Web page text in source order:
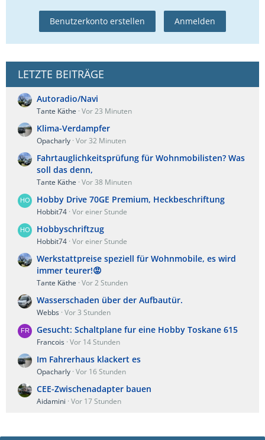
Benutzerkonto erstellen Anmelden
LETZTE BEITRÄGE
Autoradio/Navi
Tante Käthe Vor 23 Minuten
Klima-Verdampfer
Opacharly Vor 32 Minuten
Fahrtauglichkeitsprüfung für Wohnmobilisten? Was
soll das denn,
Tante Käthe Vor 38 Minuten
Hobby Drive 70GE Premium, Heckbeschriftung
Hobbit74 Vor einer Stunde
Hobbyschriftzug
Hobbit74 Vor einer Stunde
Werkstattpreise speziell für Wohnmobile, es wird
immer teurer!😡
Tante Käthe Vor 2 Stunden
Wasserschaden über der Aufbautür.
Webbs Vor 3 Stunden
Gesucht: Schaltplane fur eine Hobby Toskane 615
Francois Vor 14 Stunden
Im Fahrerhaus klackert es
Opacharly Vor 16 Stunden
CEE-Zwischenadapter bauen
Aidamini Vor 17 Stunden